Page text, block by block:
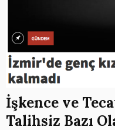
İşkence ve
Talihsiz Bazı